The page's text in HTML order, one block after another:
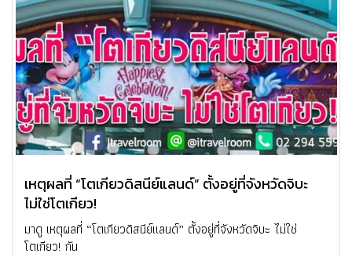
เหตุผลที่ “โตเกียวดิสนีย์แลนด์” ตั้งอยู่ที่จังหวัดจิบะ
ไม่ใช่โตเกียว!
มาดู เหตุผลที่ “โตเกียวดิสนีย์แลนด์” ตั้งอยู่ที่จังหวัดจิบะ ไม่ใช่
โตเกียว! กัน